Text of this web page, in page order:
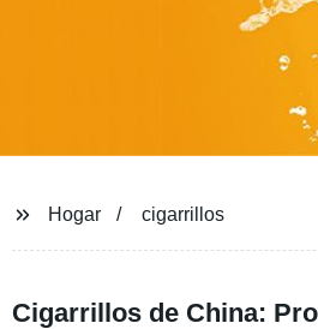
Hogar cigarrillos
Cigarrillos de China: